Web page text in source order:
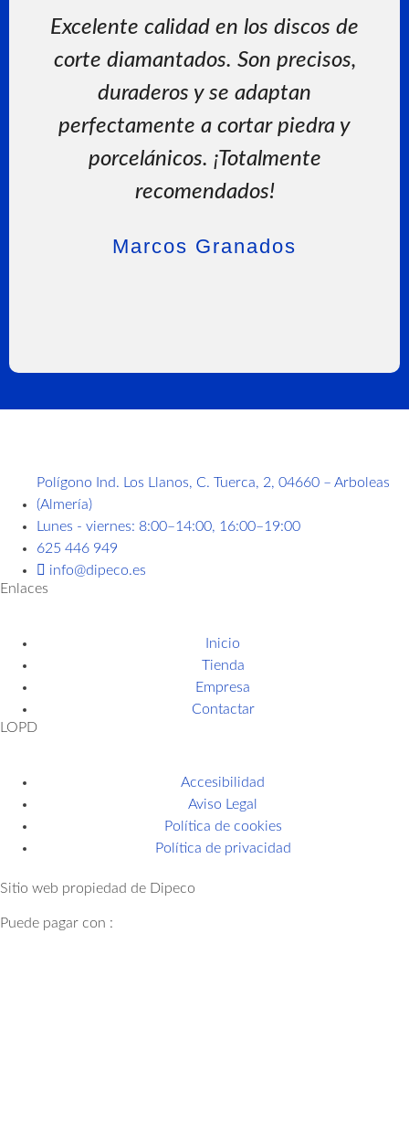
Excelente calidad en los discos de
corte diamantados. Son precisos,
duraderos y se adaptan
perfectamente a cortar piedra y
porcelánicos. ¡Totalmente
recomendados!
Marcos Granados
Polígono Ind. Los Llanos, C. Tuerca, 2, 04660 – Arboleas
(Almería)
Lunes - viernes: 8:00–14:00, 16:00–19:00
625 446 949
info@dipeco.es
Enlaces
Inicio
Tienda
Empresa
Contactar
LOPD
Accesibilidad
Aviso Legal
Política de cookies
Política de privacidad
Puede pagar con :
Sitio web propiedad de Dipeco